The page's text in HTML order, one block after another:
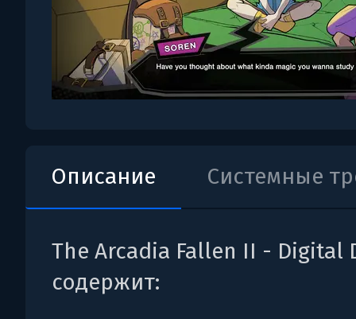
Описание Системные
The Arcadia Fallen II - Digital
содержит: